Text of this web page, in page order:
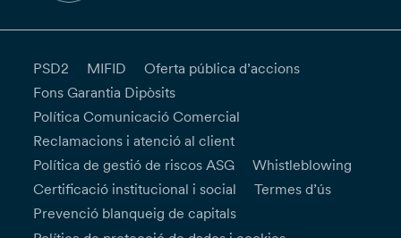
PSD2 MIFID
Oferta pública d’accions
Fons Garantia Dipòsits
Política Comunicació Comercial
Reclamacions i atenció al client
Política de gestió de riscos ASG
Whistleblowing
Certificació institucional i social
Termes d’ús
Prevenció blanqueig de capitals